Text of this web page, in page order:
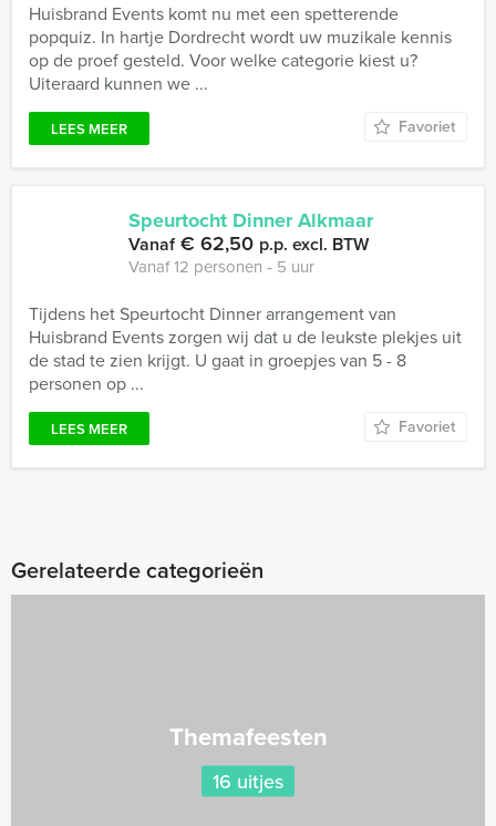
Huisbrand Events komt nu met een spetterende
popquiz. In hartje Dordrecht wordt uw muzikale kennis
op de proef gesteld. Voor welke categorie kiest u?
Uiteraard kunnen we ...
LEES MEER Favoriet
Speurtocht Dinner Alkmaar
Vanaf€ 62,50 p.p. excl. BTW
Vanaf 12 personen ‐ 5 uur
Tijdens het Speurtocht Dinner arrangement van
Huisbrand Events zorgen wij dat u de leukste plekjes uit
de stad te zien krijgt. U gaat in groepjes van 5 - 8
personen op ...
LEES MEER Favoriet
Gerelateerde categorieën
Themafeesten
16 uitjes